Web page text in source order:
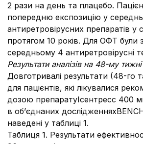
2 рази на день та плацебо.
попередню експозицію у
антиретровірусних препаратів у
протягом 10 років. Для ОФТ були
середньому 4 антиретровірусні
Результати аналізів на 48-му
Довготривалі результати (48-го
для пацієнтів, які лікувалися
дозою препаратуІсентресс 400
в об’єднаних
наведені у таблиці 1.
Таблиця 1. Результати